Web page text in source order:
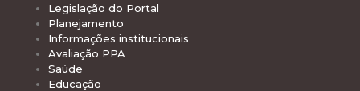
Legislação do Portal
Planejamento
Informações institucionais
Avaliação PPA
Saúde
Educação